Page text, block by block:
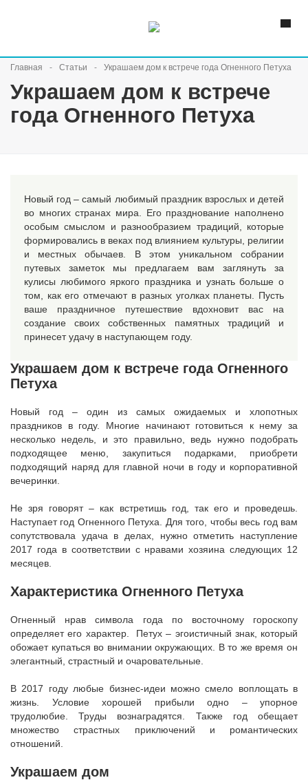
Главная Статьи Украшаем дом к встрече года Огненного Петуха
Украшаем дом к встрече
года Огненного Петуха
Новый год – самый любимый праздник взрослых и детей
во многих странах мира. Его празднование наполнено
особым смыслом и разнообразием традиций, которые
формировались в веках под влиянием культуры, религии
и местных обычаев. В этом уникальном собрании
путевых заметок мы предлагаем вам заглянуть за
кулисы любимого яркого праздника и узнать больше о
том, как его отмечают в разных уголках планеты. Пусть
ваше праздничное путешествие вдохновит вас на
создание своих собственных памятных традиций и
принесет удачу в наступающем году.
Украшаем дом к встрече года Огненного
Петуха
Новый год – один из самых ожидаемых и хлопотных
праздников в году. Многие начинают готовиться к нему за
несколько недель, и это правильно, ведь нужно подобрать
подходящее меню, закупиться подарками, приобрети
подходящий наряд для главной ночи в году и корпоративной
вечеринки.
Не зря говорят – как встретишь год, так его и проведешь.
Наступает год Огненного Петуха. Для того, чтобы весь год вам
сопутствовала удача в делах, нужно отметить наступление
2017 года в соответствии с нравами хозяина следующих 12
месяцев.
Характеристика Огненного Петуха
Огненный нрав символа года по восточному гороскопу
определяет его характер. Петух – эгоистичный знак, который
обожает купаться во внимании окружающих. В то же время он
элегантный, страстный и очаровательные.
В 2017 году любые бизнес-идеи можно смело воплощать в
жизнь. Условие хорошей прибыли одно – упорное
трудолюбие. Труды вознаградятся. Также год обещает
множество страстных приключений и романтических
отношений.
Украшаем дом